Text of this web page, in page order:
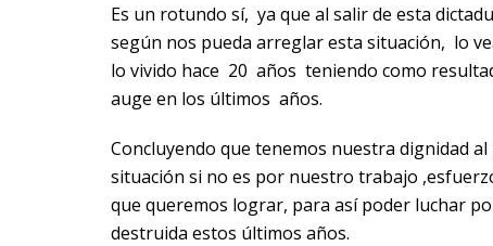
Es un rotundo sí, ya que al salir de esta
según nos pueda arreglar esta situación, lo
lo vivido hace 20 años teniendo como
auge en los últimos años.
Concluyendo que tenemos nuestra dignidad
situación si no es por nuestro trabajo
que queremos lograr, para así poder luchar
destruida estos últimos años.